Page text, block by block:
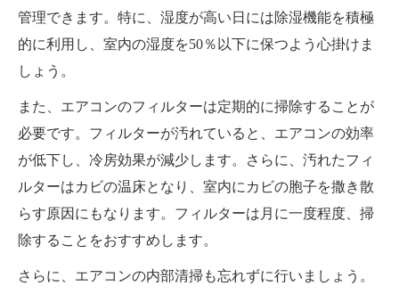
管理できます。特に、湿度が高い日には除湿機能を積極
的に利用し、室内の湿度を50％以下に保つよう心掛けま
しょう。
また、エアコンのフィルターは定期的に掃除することが
必要です。フィルターが汚れていると、エアコンの効率
が低下し、冷房効果が減少します。さらに、汚れたフィ
ルターはカビの温床となり、室内にカビの胞子を撒き散
らす原因にもなります。フィルターは月に一度程度、掃
除することをおすすめします。
さらに、エアコンの内部清掃も忘れずに行いましょう。